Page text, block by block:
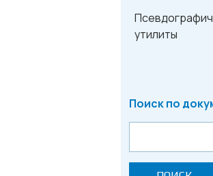
утилиты
Поиск по